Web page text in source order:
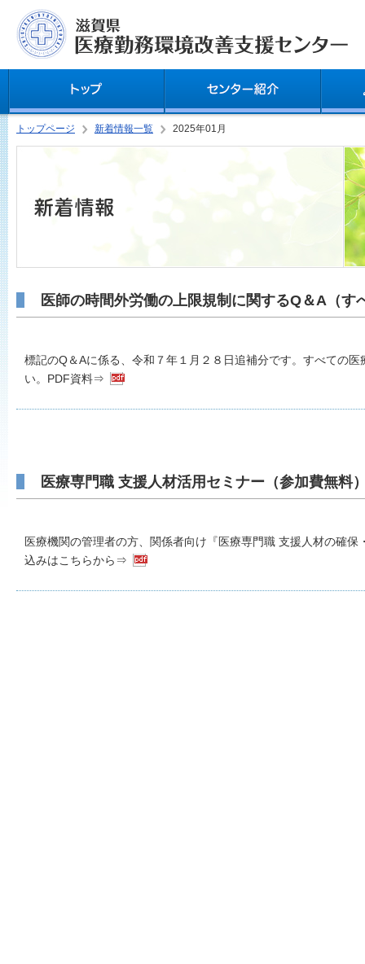
トップページ 新着情報一覧 2025年01月
医師の時間外労働の上限規制に関するQ＆A（す
標記のQ＆Aに係る、令和７年１月２８日追補分です。すべての
い。PDF資料⇒
医療専門職 支援人材活用セミナー（参加費無料
医療機関の管理者の方、関係者向け『医療専門職 支援人材の確
込みはこちらから⇒